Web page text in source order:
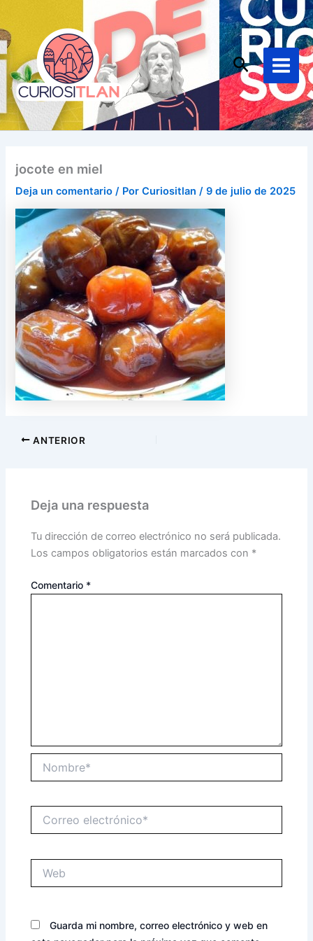
al
contenido
Buscar
Main
Menu
jocote en miel
Deja un comentario / PorCuriositlan/9 de julio de 2025
ANTERIOR
Deja una respuesta
Tu dirección de correo electrónico no será publicada.
Los campos obligatorios están marcados con *
Comentario *
electrónico*
Guarda mi nombre, correo electrónico y web en